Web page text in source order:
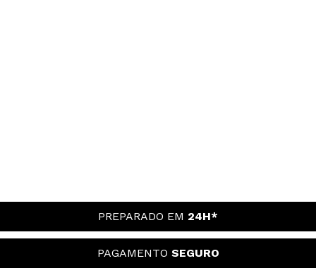
PREPARADO EM 24H*
PAGAMENTO SEGURO